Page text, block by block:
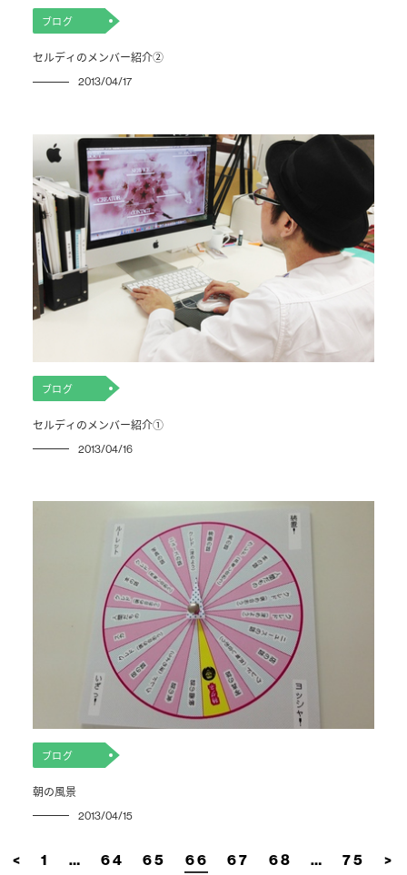
ブログ
セルディのメンバー紹介②
2013/04/17
ブログ
セルディのメンバー紹介①
2013/04/16
ブログ
朝の風景
2013/04/15
投
< 1 … 64 65 66 67 68 … 75 >